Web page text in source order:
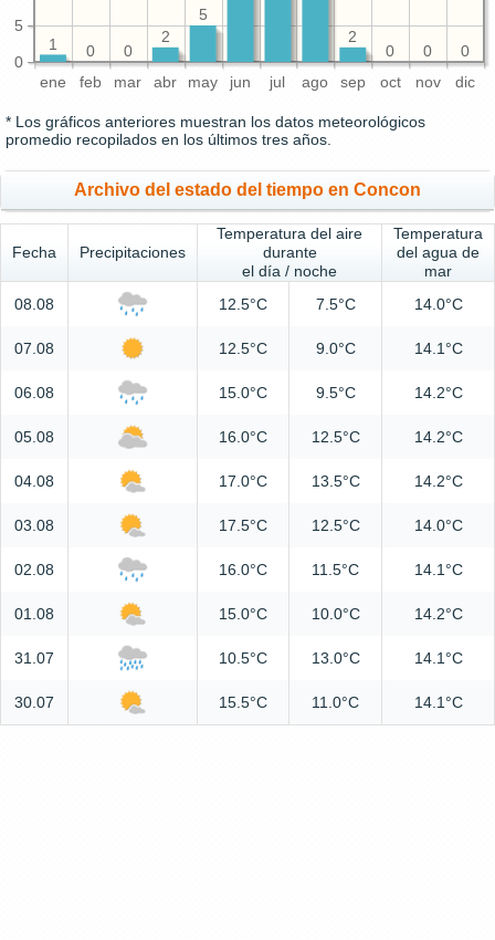
ene feb mar abr may jun jul ago sep oct nov dic
0
5
0
0
0
2
5
2
0
0
1
* Los gráficos anteriores muestran los datos meteorológicos
promedio recopilados en los últimos tres años.
Archivo del estado del tiempo en Concon
Fecha Precipitaciones
Temperatura del aire
durante
el día / noche
Temperatura
del agua de
mar
08.08
12.5°C 7.5°C 14.0°C
07.08 12.5°C 9.0°C 14.1°C
06.08 15.0°C 9.5°C 14.2°C
05.08 16.0°C 12.5°C 14.2°C
04.08 17.0°C 13.5°C 14.2°C
03.08 17.5°C 12.5°C 14.0°C
02.08 16.0°C 11.5°C 14.1°C
01.08 15.0°C 10.0°C 14.2°C
31.07 10.5°C 13.0°C 14.1°C
30.07 15.5°C 11.0°C 14.1°C